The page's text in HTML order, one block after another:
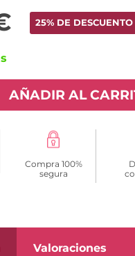
25% DE DESCUENTO
AÑADIR AL
Compra 100%
segura
Valoraciones